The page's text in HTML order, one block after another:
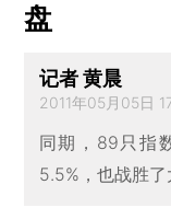
盘
记者 黄晨
2011年05月05日
同期，89只指
5.5%，也战胜了